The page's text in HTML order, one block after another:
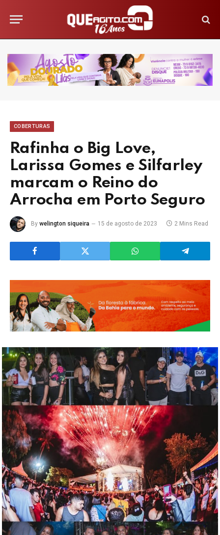
COBERTURAS
Rafinha o Big Love,
Larissa Gomes e Silfarley
marcam o Reino do
Arrocha em Porto Seguro
By welington siqueira 15 de agosto de 2023 2 Mins Read